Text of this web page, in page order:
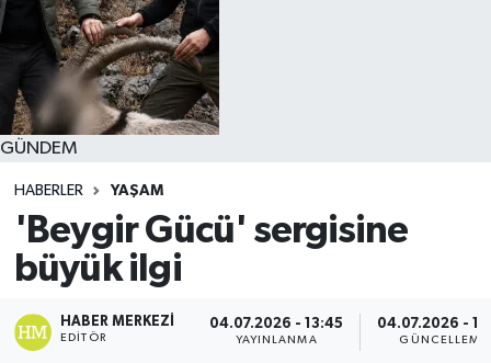
GÜNDEM
HABERLER YAŞAM
'Beygir Gücü' sergisine
büyük ilgi
HABER MERKEZI
EDITÖR
04.07.2026 - 13:45
YAYINLANMA
04.07.2026 -
GÜNCELLEME
DÜNYA
SPOR
MAGAZİN
YAŞAM
Trafik Durumu
Süper Lig Puan Durumu ve Fikstür
Tüm Manşetler
Son Dakika Haberleri
Haber Arşivi